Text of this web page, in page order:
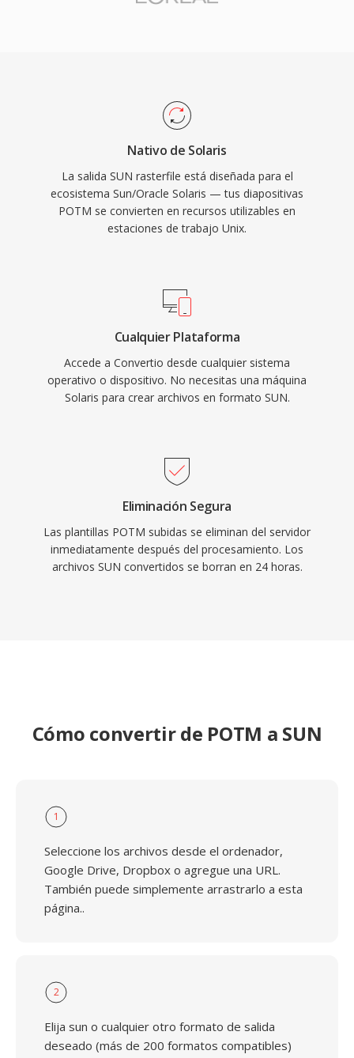
Nativo de Solaris
La salida SUN rasterfile está diseñada para el
ecosistema Sun/Oracle Solaris — tus diapositivas
POTM se convierten en recursos utilizables en
estaciones de trabajo Unix.
Cualquier Plataforma
Accede a Convertio desde cualquier sistema
operativo o dispositivo. No necesitas una máquina
Solaris para crear archivos en formato SUN.
Eliminación Segura
Las plantillas POTM subidas se eliminan del servidor
inmediatamente después del procesamiento. Los
archivos SUN convertidos se borran en 24 horas.
Cómo convertir de POTM a SUN
1
Seleccione los archivos desde el ordenador,
Google Drive, Dropbox o agregue una URL.
También puede simplemente arrastrarlo a esta
página..
2
Elija sun o cualquier otro formato de salida
deseado (más de 200 formatos compatibles)